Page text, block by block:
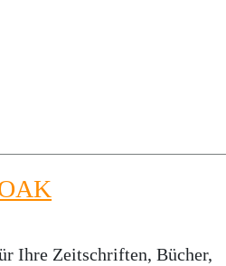
Ihre Zeitschriften, Bücher,